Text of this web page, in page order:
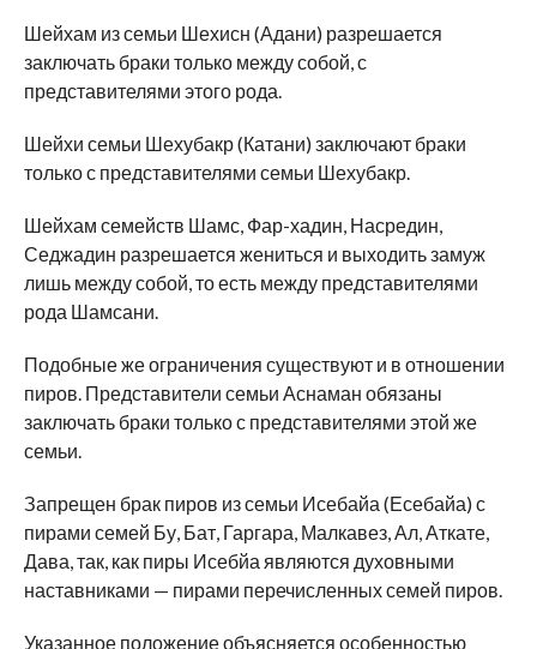
Шейхам из семьи Шехисн (Адани) разрешается
заключать браки только между собой, с
представителями этого рода.
Шейхи семьи Шехубакр (Катани) заключают браки
только с представителями семьи Шехубакр.
Шейхам семейств Шамс, Фар-хадин, Насредин,
Седжадин разрешается жениться и выходить замуж
лишь между собой, то есть между представителями
рода Шамсани.
Подобные же ограничения существуют и в отношении
пиров. Представители семьи Аснаман обязаны
заключать браки только с представителями этой же
семьи.
Запрещен брак пиров из семьи Исебайа (Есебайа) с
пирами семей Бу, Бат, Гаргара, Малкавез, Ал, Аткате,
Дава, так, как пиры Исебйа являются духовными
наставниками — пирами перечисленных семей пиров.
Указанное положение объясняется особенностью